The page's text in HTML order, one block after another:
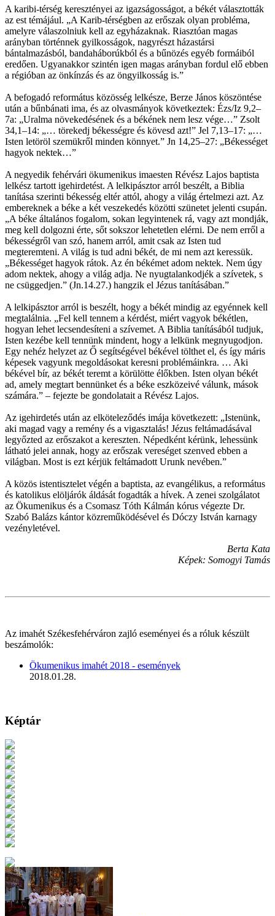
A karibi-térség keresztényei az igazságosságot, a békét választották
az est témájául. „A Karib-térségben az erőszak olyan probléma,
amelyre válaszolniuk kell az egyházaknak. Riasztóan magas
arányban történnek gyilkosságok, nagyrészt házastársi
bántalmazásból, bandaháborúkból és a bűnözés egyéb formáiból
eredően. Ugyanakkor szintén igen magas arányban fordul elő ebben
a régióban az önkínzás és az öngyilkosság is.”
A befogadó református közösség lelkésze, Berze János köszöntése
után a bűnbánati ima, és az olvasmányok következtek: Ézs/Iz 9,2–
7a: „Uralma növekedésének és a békének nem lesz vége…” Zsolt
34,1–14: „… törekedj békességre és kövesd azt!” Jel 7,13–17: „…
Isten letöröl szemükről minden könnyet.” Jn 14,25–27: „Békességet
hagyok nektek…”
A negyedik fehérvári ökumenikus imaesten Révész Lajos baptista
lelkész tartott igehirdetést. A lelkipásztor arról beszélt, a Biblia
tanítása szerinti békesség eltér attól, ahogy a világ értelmezi azt. Az
embereknek a béke a két veszekedés közötti szünetet jelenti csupán.
„A béke általános fogalom, sokan legyintenek rá, vagy azt mondják,
meg kell dolgozni érte, sőt sokszor lehetetlen elérni. De nem erről a
békességről van szó, hanem arról, amit csak az Isten tud
megteremteni. A világ is tud adni békét, de mi nem azt keressük.
„Békességet hagyok rátok. Az én békémet adom nektek. Nem úgy
adom nektek, ahogy a világ adja. Ne nyugtalankodjék a szívetek, s
ne csüggedjen.” (Jn.14.27.) hangzik el Jézus tanításában.”
A lelkipásztor arról is beszélt, hogy a békét mindig az egyénnek kell
megtalálnia. „Fel kell tennem a kérdést, miért vagyok békétlen,
hogyan lehet lecsendesíteni a szívemet. A Biblia tanításából tudjuk,
Isten kezébe kell tennünk mindent, hogy a lelkünk megnyugodjon.
Egy nehéz helyzet az Ő segítségével békével tölthet el, és így máris
képesek vagyunk megoldásokat keresni problémáinkra. … Aki
békével bír, az békét teremt a körülötte élőkben. Isten olyan békét
ad, amely megtart bennünket és a béke eszközeivé válunk, mások
számára.” – fejezte be gondolatait a Révész Lajos.
Az igehirdetés után az elköteleződés imája következett: „Istenünk,
aki magad vagy a remény és a vigasztalás! Jézus feltámadásával
legyőzted az erőszakot a kereszten. Népedként kérünk, lehessünk
látható jelei annak, hogy az erőszak vereséget szenved ebben a
világban. Most is ezt kérjük feltámadott Urunk nevében.”
A közös istentisztelet végén a baptista, az evangélikus, a református
és katolikus elöljárók áldását fogadták a hívek. A zenei szolgálatot
az Ökumenikus és a Csomasz Tóth Kálmán kórus végezte Dr.
Szabó Balázs kántor közreműködésével és Dóczy István karnagy
vezényletével.
Berta Kata
Képek: Somogyi Tamás
Az imahét Székesfehérváron zajló eseményei és a róluk készült
beszámolók:
Ökumenikus imahét 2018 - események
2018.01.28.
Képtár